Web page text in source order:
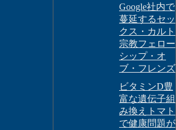
Google社内で
蔓延するセッ
クス・カルト
宗教フェロー
シップ・オ
ブ・フレンズ
ビタミンD豊
富な遺伝子組
み換えトマト
で健康問題が